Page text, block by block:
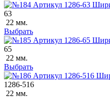
63
22 мм.
Выбрать
65
22 мм.
Выбрать
1286-516
22 мм.